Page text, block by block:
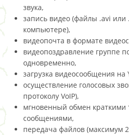
звука,
запись видео (файлы .avi или
компьютере),
видеопочта в формате
видеопоздравление группе
одновременно,
загрузка видеосообщения
осуществление голосовых
протоколу VoIP),
мгновенный обмен краткими
сообщениями,
передача файлов (максимум